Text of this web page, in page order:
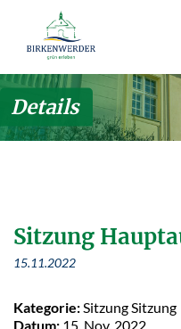
Zum Hauptinhalt springen
Details
Sitzung
15.11.2022
Kategorie: Sitzung Sitzung
Datum: 15. Nov. 2022